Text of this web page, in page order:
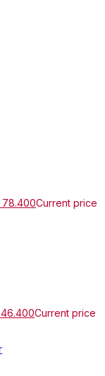
78.400Current price
46.400Current price